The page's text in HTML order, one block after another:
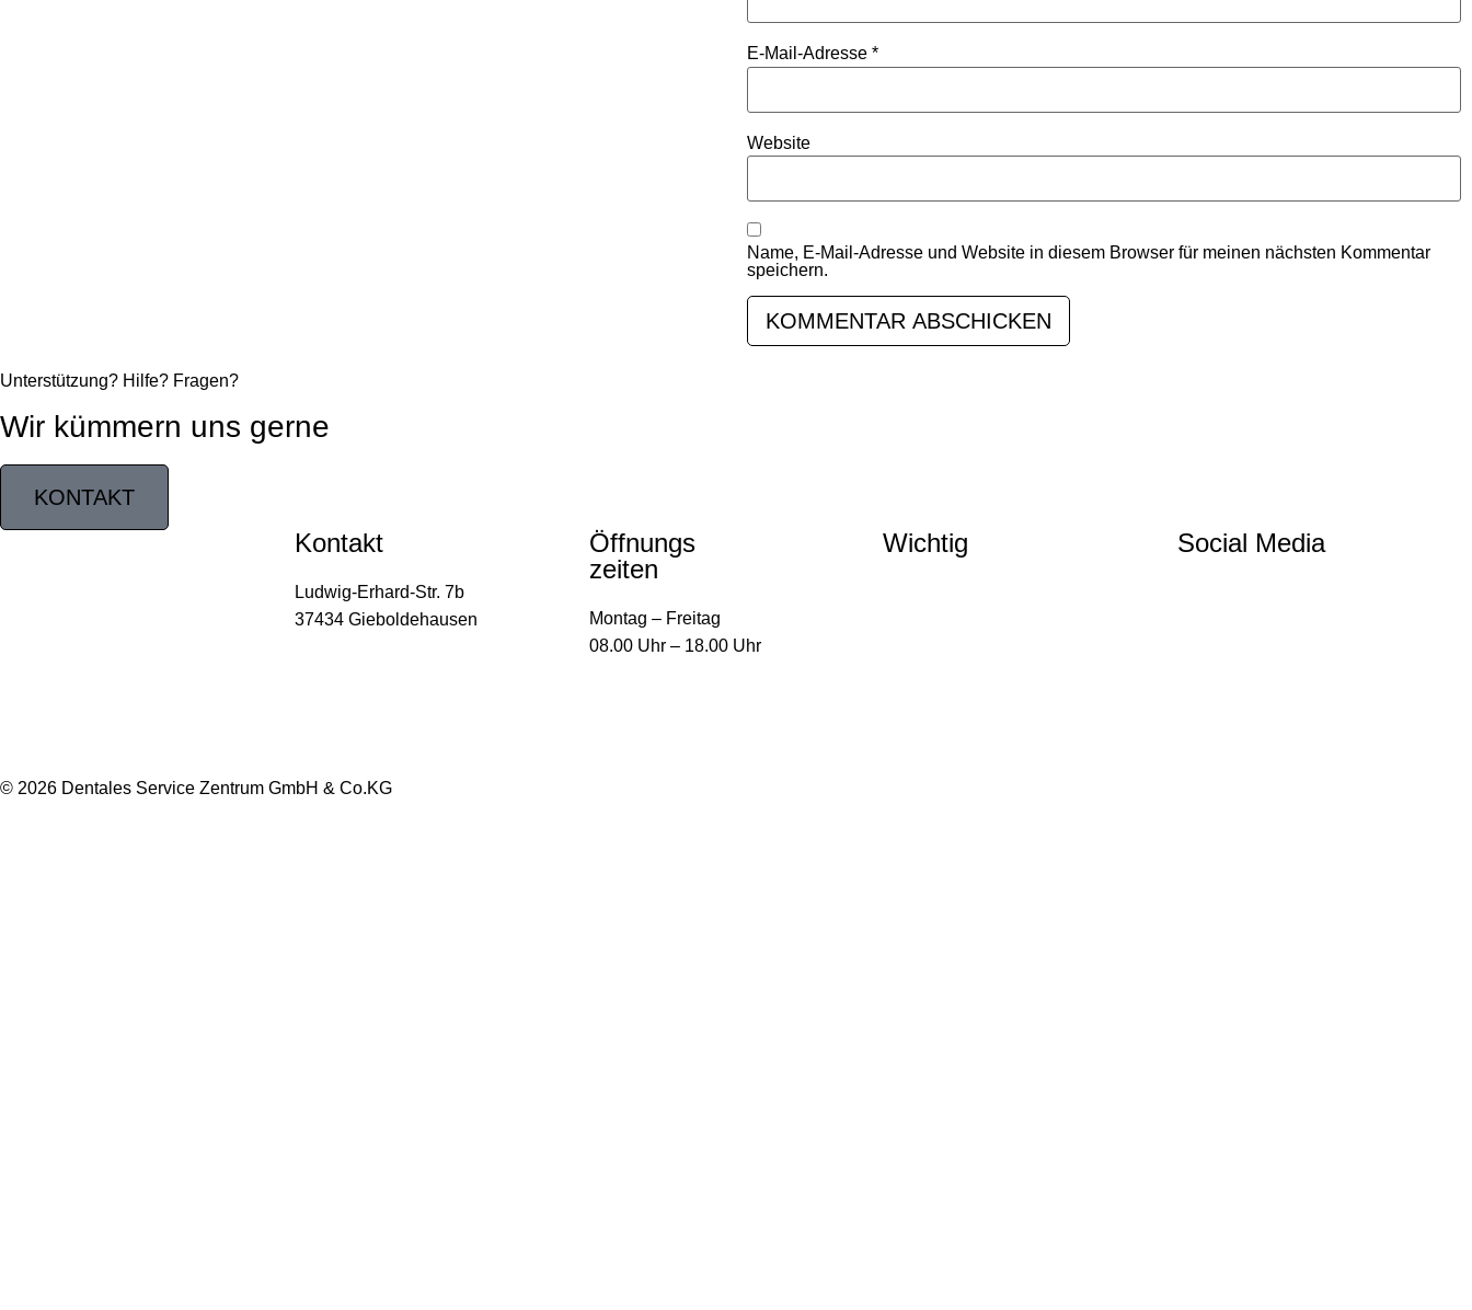
E-Mail-Adresse *
Website
Name, E-Mail-Adresse und Website in diesem Browser für meinen nächsten Kommentar
speichern.
Unterstützung? Hilfe? Fragen?
Wir kümmern uns gerne
KONTAKT
Kontakt
Ludwig-Erhard-Str. 7b
37434 Gieboldehausen
Öffnungs
zeiten
Montag – Freitag
08.00 Uhr – 18.00 Uhr
Wichtig Social Media
© 2026 Dentales Service Zentrum GmbH & Co.KG